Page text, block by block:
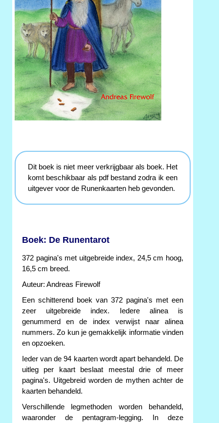
Dit boek is niet meer verkrijgbaar als boek. Het
komt beschikbaar als pdf bestand zodra ik een
uitgever voor de Runenkaarten heb gevonden.
Boek: De Runentarot
372 pagina's met uitgebreide index, 24,5 cm hoog,
16,5 cm breed.
Auteur: Andreas Firewolf
Een schitterend boek van 372 pagina's met een
zeer uitgebreide index. Iedere alinea is
genummerd en de index verwijst naar alinea
nummers. Zo kun je gemakkelijk informatie vinden
en opzoeken.
Ieder van de 94 kaarten wordt apart behandeld. De
uitleg per kaart beslaat meestal drie of meer
pagina's. Uitgebreid worden de mythen achter de
kaarten behandeld.
Verschillende legmethoden worden behandeld,
waaronder de pentagram-legging. In deze